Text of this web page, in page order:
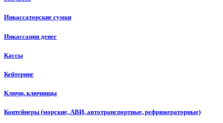
Инкассаторские сумки
Инкассация денег
Кассы
Кейтеринг
Ключи, ключницы
Контейнеры (морские, АВИ, автотранспортные, рефрижераторные)